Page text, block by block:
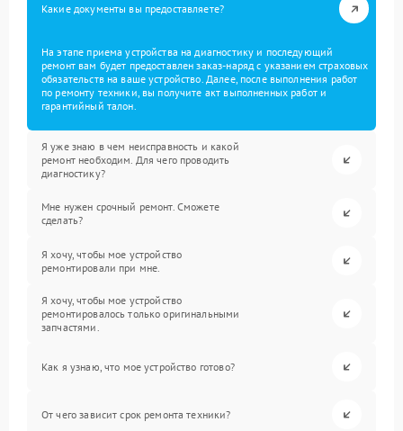
Какие документы вы предоставляете?
На этапе приема устройства на диагностику и последующий
ремонт вам будет предоставлен заказ-наряд с указанием страховых
обязательств на ваше устройство. Далее, после выполнения работ
по ремонту техники, вы получите акт выполненных работ и
гарантийный талон.
Я уже знаю в чем неисправность и какой
ремонт необходим. Для чего проводить
диагностику?
Мне нужен срочный ремонт. Сможете
сделать?
Я хочу, чтобы мое устройство
ремонтировали при мне.
Я хочу, чтобы мое устройство
ремонтировалось только оригинальными
запчастями.
Как я узнаю, что мое устройство готово?
От чего зависит срок ремонта техники?